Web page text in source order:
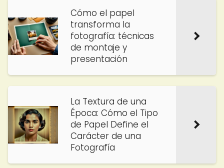
Cómo el papel
transforma la
fotografía: técnicas
de montaje y
presentación
La Textura de una
Época: Cómo el Tipo
de Papel Define el
Carácter de una
Fotografía